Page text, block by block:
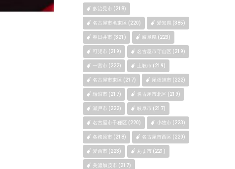
多治見市 (218)
名古屋市名東区 (220) 愛知県 (385)
春日井市 (321) 岐阜県 (223)
可児市 (219) 名古屋市守山区 (219)
一宮市 (222) 土岐市 (219)
名古屋市東区 (217) 尾張旭市 (222)
瑞浪市 (217) 名古屋市北区 (219)
瀬戸市 (222) 岐阜市 (217)
名古屋市千種区 (220) 小牧市 (223)
各務原市 (218) 名古屋市西区 (220)
愛西市 (223) あま市 (221)
美濃加茂市 (217)